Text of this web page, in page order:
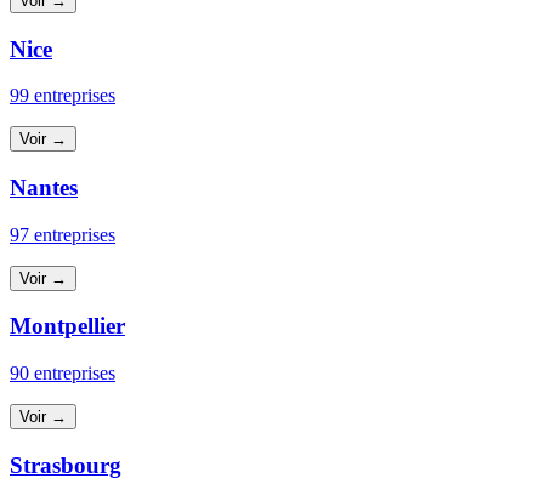
Nice
99 entreprises
Voir →
Nantes
97 entreprises
Voir →
Montpellier
90 entreprises
Voir →
Strasbourg